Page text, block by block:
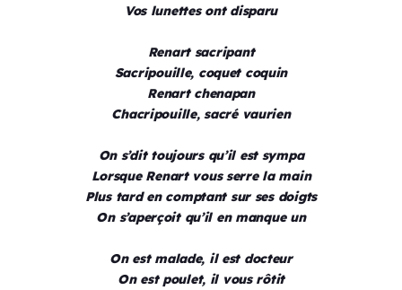
Vos lunettes ont disparu
Renart sacripant
Sacripouille, coquet coquin
Renart chenapan
Chacripouille, sacré vaurien
On s’dit toujours qu’il est sympa
Lorsque Renart vous serre la main
Plus tard en comptant sur ses doigts
On s’aperçoit qu’il en manque un
On est malade, il est docteur
On est poulet, il vous rôtit